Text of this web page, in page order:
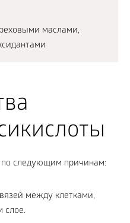
маслами,
по следующим причинам:
между клетками,
слое.